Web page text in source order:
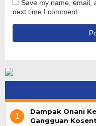
Save my name, email,
next time I comment.
1
Dampak Onani
Gangguan